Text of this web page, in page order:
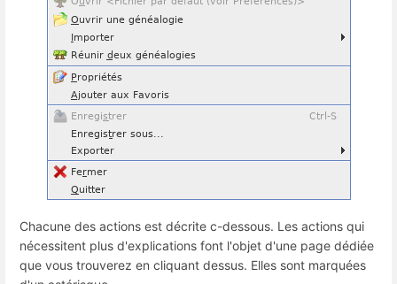
Chacune des actions est décrite c-dessous. Les actions qui
nécessitent plus d'explications font l'objet d'une page dédiée
que vous trouverez en cliquant dessus. Elles sont marquées